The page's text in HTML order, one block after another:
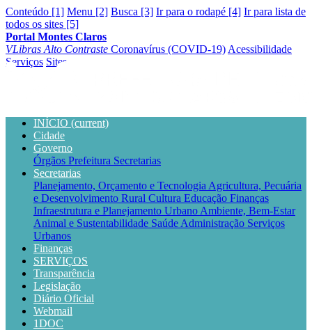
Conteúdo [1] Menu [2] Busca [3] Ir para o rodapé [4] Ir para lista de
todos os sites [5]
Portal Montes Claros
VLibras Alto Contraste Coronavírus (COVID-19) Acessibilidade
Serviços Sites
INÍCIO (current)
Cidade
Governo
Órgãos Prefeitura Secretarias
Secretarias
Planejamento, Orçamento e Tecnologia Agricultura, Pecuária
e Desenvolvimento Rural Cultura Educação Finanças
Infraestrutura e Planejamento Urbano Ambiente, Bem-Estar
Animal e Sustentabilidade Saúde Administração Serviços
Urbanos
Finanças
SERVIÇOS
Transparência
Legislação
Diário Oficial
Webmail
1DOC